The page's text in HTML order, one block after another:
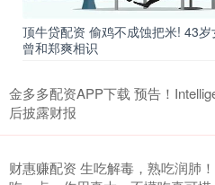
顶牛贷配资 偷鸡不成蚀把米! 43
曾和郑爽相识
金多多配资APP下载 预告！
后披露财报
财惠赚配资 生吃解毒，熟吃润肺